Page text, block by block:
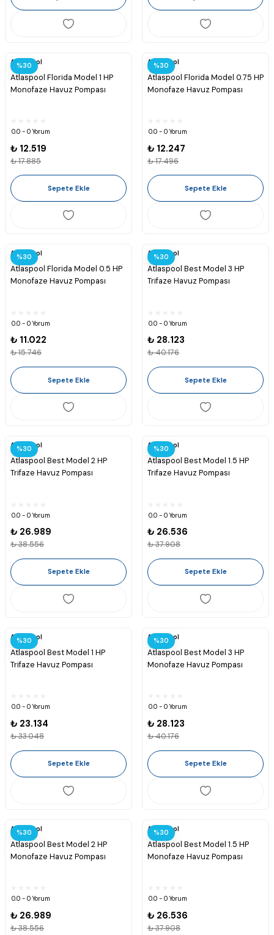
%30
Atlaspool
Atlaspool Florida Model 1 HP
Monofaze Havuz Pompası
0.0 - 0 Yorum
₺ 12.519
₺ 17.885
Sepete Ekle
%30
Atlaspool
Atlaspool Florida Model 0.75 HP
Monofaze Havuz Pompası
0.0 - 0 Yorum
₺ 12.247
₺ 17.496
Sepete Ekle
%30
Atlaspool
Atlaspool Florida Model 0.5 HP
Monofaze Havuz Pompası
0.0 - 0 Yorum
₺ 11.022
₺ 15.746
Sepete Ekle
%30
Atlaspool
Atlaspool Best Model 3 HP
Trifaze Havuz Pompası
0.0 - 0 Yorum
₺ 28.123
₺ 40.176
Sepete Ekle
%30
Atlaspool
Atlaspool Best Model 2 HP
Trifaze Havuz Pompası
0.0 - 0 Yorum
₺ 26.989
₺ 38.556
Sepete Ekle
%30
Atlaspool
Atlaspool Best Model 1.5 HP
Trifaze Havuz Pompası
0.0 - 0 Yorum
₺ 26.536
₺ 37.908
Sepete Ekle
%30
Atlaspool
Atlaspool Best Model 1 HP
Trifaze Havuz Pompası
0.0 - 0 Yorum
₺ 23.134
₺ 33.048
Sepete Ekle
%30
Atlaspool
Atlaspool Best Model 3 HP
Monofaze Havuz Pompası
0.0 - 0 Yorum
₺ 28.123
₺ 40.176
Sepete Ekle
%30
Atlaspool
Atlaspool Best Model 2 HP
Monofaze Havuz Pompası
0.0 - 0 Yorum
₺ 26.989
₺ 38.556
%30
Atlaspool
Atlaspool Best Model 1.5 HP
Monofaze Havuz Pompası
0.0 - 0 Yorum
₺ 26.536
₺ 37.908